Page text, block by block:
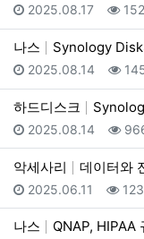
등록일
2025.08.17 조
나스 Synology
등록일
2025.08.14 조
하드디스크
등록일
2025.08.14 조
악세사리 데이터와
등록일
2025.06.11 조
나스 QNAP, HIPAA